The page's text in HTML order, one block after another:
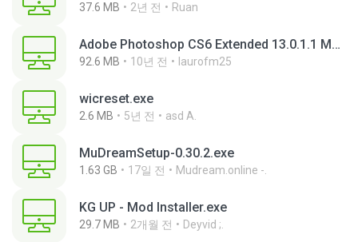
37.6 MB 2년 전 Ruan
Adobe Photoshop CS6 Extended 13.0.1.1 Multilanguage Portable x86.exe
92.6 MB 10년 전 laurofm25
wicreset.exe
2.6 MB 5년 전 asd A.
MuDreamSetup-0.30.2.exe
1.63 GB 17일 전 Mudream.online -.
KG UP - Mod Installer.exe
29.7 MB 2개월 전 Deyvid ;.